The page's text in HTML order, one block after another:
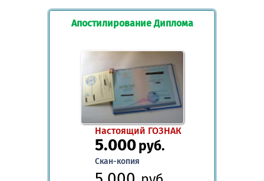
Апостилирование Диплома
Настоящий ГОЗНАК
5.000руб.
Скан-копия